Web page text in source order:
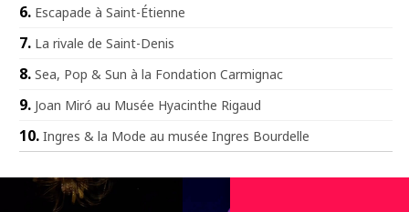
Escapade à Saint-Étienne
La rivale de Saint-Denis
Sea, Pop & Sun à la Fondation Carmignac
Joan Miró au Musée Hyacinthe Rigaud
Ingres & la Mode au musée Ingres Bourdelle